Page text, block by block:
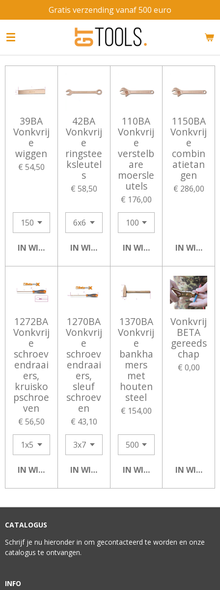
direct
naar
Gratis verzending vanaf 500 euro
39BA
Vonkvrij
e
wiggen
€ 54,50
IN WINKELWAGEN
42BA
Vonkvrij
e
ringstee
ksleutel
s
€ 58,50
IN WINKELWAGEN
110BA
Vonkvrij
e
verstelb
are
moersle
utels
€ 176,00
IN WINKELWAGEN
1150BA
Vonkvrij
e
combin
atietan
gen
€ 286,00
IN
1272BA
Vonkvrij
e
schroev
endraai
ers,
kruisko
pschroe
ven
€ 56,50
IN WINKELWAGEN
1270BA
Vonkvrij
e
schroev
endraai
ers,
sleuf
schroev
en
€ 43,10
IN WINKELWAGEN
1370BA
Vonkvrij
e
bankha
mers
met
houten
steel
€ 154,00
IN WINKELWAGEN
Vonkvrij
BETA
gereeds
chap
€ 0,00
IN
CATALOGUS
Schrijf je nu hieronder in om gecontacteerd te worden en onze
catalogus te ontvangen.
INFO